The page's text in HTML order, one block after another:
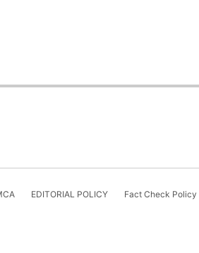
शामिल है.
EDITORIAL POLICY Fact Check Policy